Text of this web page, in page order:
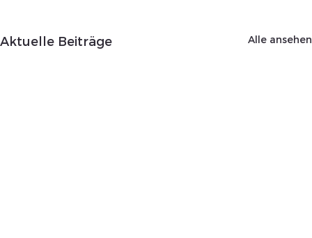
Aktuelle Beiträge Alle ansehen